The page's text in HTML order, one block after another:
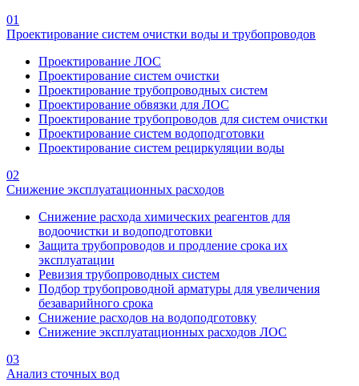
01
Проектирование систем очистки воды и трубопроводов
Проектирование ЛОС
Проектирование систем очистки
Проектирование трубопроводных систем
Проектирование обвязки для ЛОС
Проектирование трубопроводов для систем очистки
Проектирование систем водоподготовки
Проектирование систем рециркуляции воды
02
Снижение эксплуатационных расходов
Снижение расхода химических реагентов для
водоочистки и водоподготовки
Защита трубопроводов и продление срока их
эксплуатации
Ревизия трубопроводных систем
Подбор трубопроводной арматуры для увеличения
безаварийного срока
Снижение расходов на водоподготовку
Снижение эксплуатационных расходов ЛОС
03
Анализ сточных вод